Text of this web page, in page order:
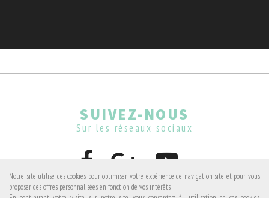
SUIVEZ-NOUS
Sur les réseaux sociaux
Notre site utilise des cookies pour optimiser votre expérience de navigation site et pour vous
proposer des offres personnalisées en fonction de vos intérêts.